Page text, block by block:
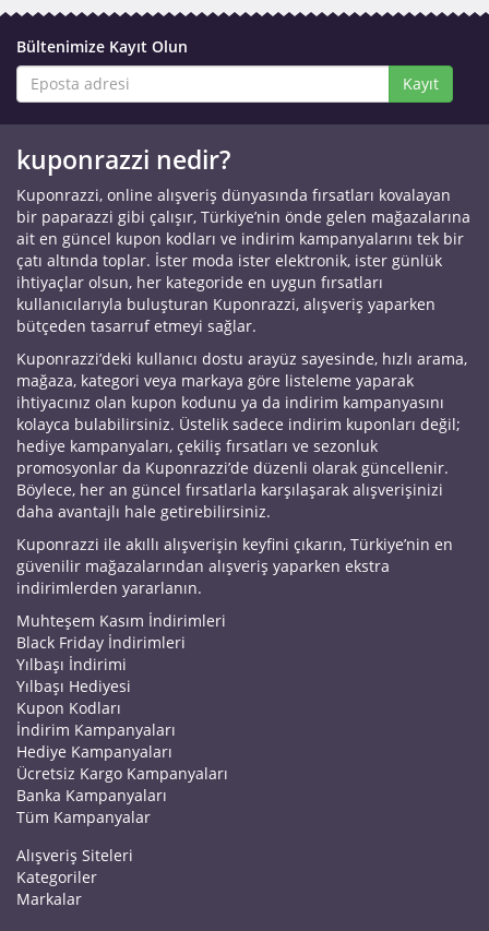
Bültenimize Kayıt Olun
Kayıt
kuponrazzi nedir?
Kuponrazzi, online alışveriş dünyasında fırsatları kovalayan
bir paparazzi gibi çalışır, Türkiye’nin önde gelen mağazalarına
ait en güncel kupon kodları ve indirim kampanyalarını tek bir
çatı altında toplar. İster moda ister elektronik, ister günlük
ihtiyaçlar olsun, her kategoride en uygun fırsatları
kullanıcılarıyla buluşturan Kuponrazzi, alışveriş yaparken
bütçeden tasarruf etmeyi sağlar.
Kuponrazzi’deki kullanıcı dostu arayüz sayesinde, hızlı arama,
mağaza, kategori veya markaya göre listeleme yaparak
ihtiyacınız olan kupon kodunu ya da indirim kampanyasını
kolayca bulabilirsiniz. Üstelik sadece indirim kuponları değil;
hediye kampanyaları, çekiliş fırsatları ve sezonluk
promosyonlar da Kuponrazzi’de düzenli olarak güncellenir.
Böylece, her an güncel fırsatlarla karşılaşarak alışverişinizi
daha avantajlı hale getirebilirsiniz.
Kuponrazzi ile akıllı alışverişin keyfini çıkarın, Türkiye’nin en
güvenilir mağazalarından alışveriş yaparken ekstra
indirimlerden yararlanın.
Muhteşem Kasım İndirimleri
Black Friday İndirimleri
Yılbaşı İndirimi
Yılbaşı Hediyesi
Kupon Kodları
İndirim Kampanyaları
Hediye Kampanyaları
Ücretsiz Kargo Kampanyaları
Banka Kampanyaları
Tüm Kampanyalar
Alışveriş Siteleri
Kategoriler
Markalar